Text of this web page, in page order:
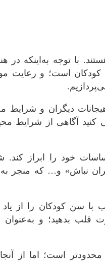
با توجه به‌اینکه
است؛ و رعایت
دیگران و شرایط
کنید آگاهی از
خود را ابراز
نباش» و… که
کودکان را از یاد
بدهید؛ و به‌عنوان
است؛ اما از